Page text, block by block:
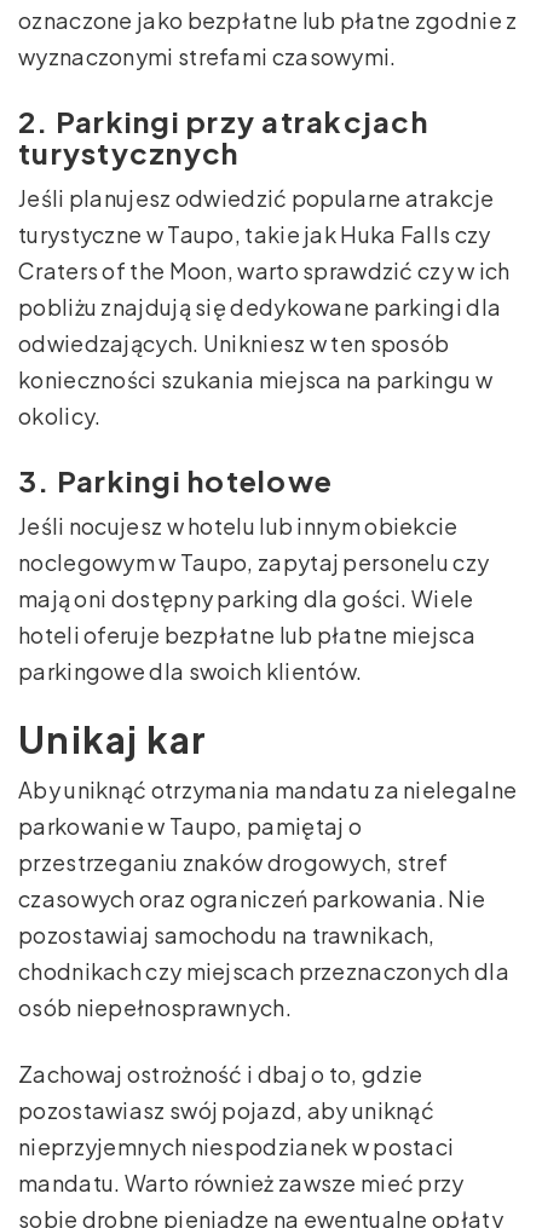
oznaczone jako bezpłatne lub płatne zgodnie z
wyznaczonymi strefami czasowymi.
2. Parkingi przy atrakcjach
turystycznych
Jeśli planujesz odwiedzić popularne atrakcje
turystyczne w Taupo, takie jak Huka Falls czy
Craters of the Moon, warto sprawdzić czy w ich
pobliżu znajdują się dedykowane parkingi dla
odwiedzających. Unikniesz w ten sposób
konieczności szukania miejsca na parkingu w
okolicy.
3. Parkingi hotelowe
Jeśli nocujesz w hotelu lub innym obiekcie
noclegowym w Taupo, zapytaj personelu czy
mają oni dostępny parking dla gości. Wiele
hoteli oferuje bezpłatne lub płatne miejsca
parkingowe dla swoich klientów.
Unikaj kar
Aby uniknąć otrzymania mandatu za nielegalne
parkowanie w Taupo, pamiętaj o
przestrzeganiu znaków drogowych, stref
czasowych oraz ograniczeń parkowania. Nie
pozostawiaj samochodu na trawnikach,
chodnikach czy miejscach przeznaczonych dla
osób niepełnosprawnych.
Zachowaj ostrożność i dbaj o to, gdzie
pozostawiasz swój pojazd, aby uniknąć
nieprzyjemnych niespodzianek w postaci
mandatu. Warto również zawsze mieć przy
sobie drobne pieniądze na ewentualne opłaty